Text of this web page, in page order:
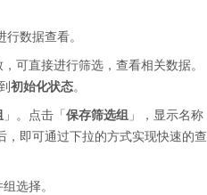
数据查看。
可直接进行筛选，查看相关数据。
初始化状态。
」。点击「保存筛选组」，显示名称
，即可通过下拉的方式实现快速的查
选择。